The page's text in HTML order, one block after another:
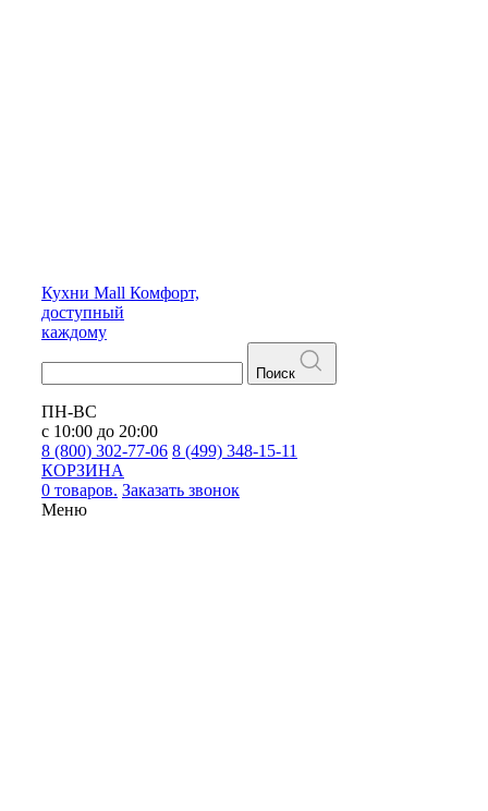
Кухни Mall Комфорт,
доступный
каждому
Поиск
ПН-ВС
с 10:00 до 20:00
8 (800) 302-77-06 8 (499) 348-15-11
КОРЗИНА
0 товаров. Заказать звонок
Меню